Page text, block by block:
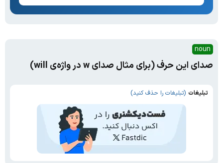
noun
صدای این حرف (برای مثال صدای w در واژه‌ی will)
تبلیغات (تبلیغات را حذف کنید)